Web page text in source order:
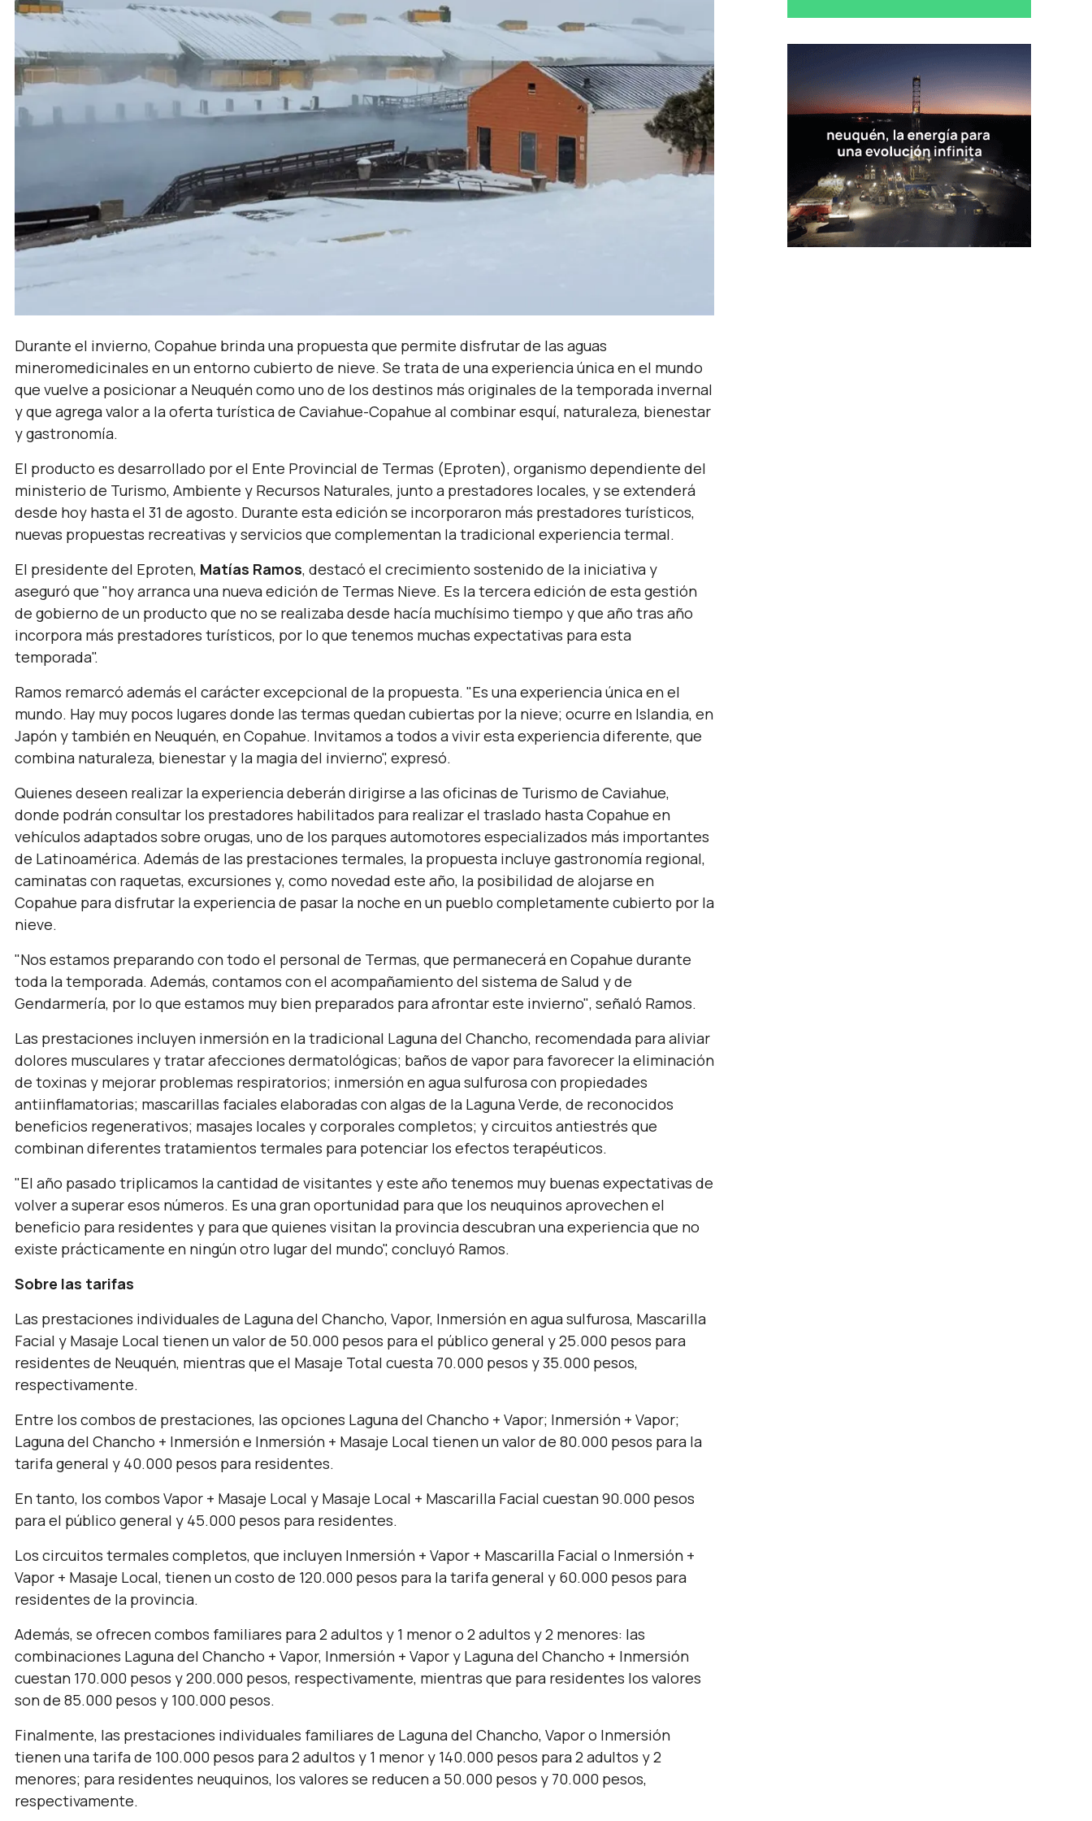
Durante el invierno, Copahue brinda una propuesta que permite disfrutar de las aguas
mineromedicinales en un entorno cubierto de nieve. Se trata de una experiencia única en el mundo
que vuelve a posicionar a Neuquén como uno de los destinos más originales de la temporada invernal
y que agrega valor a la oferta turística de Caviahue-Copahue al combinar esquí, naturaleza, bienestar
y gastronomía.
El producto es desarrollado por el Ente Provincial de Termas (Eproten), organismo dependiente del
ministerio de Turismo, Ambiente y Recursos Naturales, junto a prestadores locales, y se extenderá
desde hoy hasta el 31 de agosto. Durante esta edición se incorporaron más prestadores turísticos,
nuevas propuestas recreativas y servicios que complementan la tradicional experiencia termal.
El presidente del Eproten, Matías Ramos, destacó el crecimiento sostenido de la iniciativa y
aseguró que "hoy arranca una nueva edición de Termas Nieve. Es la tercera edición de esta gestión
de gobierno de un producto que no se realizaba desde hacía muchísimo tiempo y que año tras año
incorpora más prestadores turísticos, por lo que tenemos muchas expectativas para esta
temporada".
Ramos remarcó además el carácter excepcional de la propuesta. "Es una experiencia única en el
mundo. Hay muy pocos lugares donde las termas quedan cubiertas por la nieve; ocurre en Islandia, en
Japón y también en Neuquén, en Copahue. Invitamos a todos a vivir esta experiencia diferente, que
combina naturaleza, bienestar y la magia del invierno", expresó.
Quienes deseen realizar la experiencia deberán dirigirse a las oficinas de Turismo de Caviahue,
donde podrán consultar los prestadores habilitados para realizar el traslado hasta Copahue en
vehículos adaptados sobre orugas, uno de los parques automotores especializados más importantes
de Latinoamérica. Además de las prestaciones termales, la propuesta incluye gastronomía regional,
caminatas con raquetas, excursiones y, como novedad este año, la posibilidad de alojarse en
Copahue para disfrutar la experiencia de pasar la noche en un pueblo completamente cubierto por la
nieve.
"Nos estamos preparando con todo el personal de Termas, que permanecerá en Copahue durante
toda la temporada. Además, contamos con el acompañamiento del sistema de Salud y de
Gendarmería, por lo que estamos muy bien preparados para afrontar este invierno", señaló Ramos.
Las prestaciones incluyen inmersión en la tradicional Laguna del Chancho, recomendada para aliviar
dolores musculares y tratar afecciones dermatológicas; baños de vapor para favorecer la eliminación
de toxinas y mejorar problemas respiratorios; inmersión en agua sulfurosa con propiedades
antiinflamatorias; mascarillas faciales elaboradas con algas de la Laguna Verde, de reconocidos
beneficios regenerativos; masajes locales y corporales completos; y circuitos antiestrés que
combinan diferentes tratamientos termales para potenciar los efectos terapéuticos.
"El año pasado triplicamos la cantidad de visitantes y este año tenemos muy buenas expectativas de
volver a superar esos números. Es una gran oportunidad para que los neuquinos aprovechen el
beneficio para residentes y para que quienes visitan la provincia descubran una experiencia que no
existe prácticamente en ningún otro lugar del mundo", concluyó Ramos.
Sobre las tarifas
Las prestaciones individuales de Laguna del Chancho, Vapor, Inmersión en agua sulfurosa, Mascarilla
Facial y Masaje Local tienen un valor de 50.000 pesos para el público general y 25.000 pesos para
residentes de Neuquén, mientras que el Masaje Total cuesta 70.000 pesos y 35.000 pesos,
respectivamente.
Entre los combos de prestaciones, las opciones Laguna del Chancho + Vapor; Inmersión + Vapor;
Laguna del Chancho + Inmersión e Inmersión + Masaje Local tienen un valor de 80.000 pesos para la
tarifa general y 40.000 pesos para residentes.
En tanto, los combos Vapor + Masaje Local y Masaje Local + Mascarilla Facial cuestan 90.000 pesos
para el público general y 45.000 pesos para residentes.
Los circuitos termales completos, que incluyen Inmersión + Vapor + Mascarilla Facial o Inmersión +
Vapor + Masaje Local, tienen un costo de 120.000 pesos para la tarifa general y 60.000 pesos para
residentes de la provincia.
Además, se ofrecen combos familiares para 2 adultos y 1 menor o 2 adultos y 2 menores: las
combinaciones Laguna del Chancho + Vapor, Inmersión + Vapor y Laguna del Chancho + Inmersión
cuestan 170.000 pesos y 200.000 pesos, respectivamente, mientras que para residentes los valores
son de 85.000 pesos y 100.000 pesos.
Finalmente, las prestaciones individuales familiares de Laguna del Chancho, Vapor o Inmersión
tienen una tarifa de 100.000 pesos para 2 adultos y 1 menor y 140.000 pesos para 2 adultos y 2
menores; para residentes neuquinos, los valores se reducen a 50.000 pesos y 70.000 pesos,
respectivamente.